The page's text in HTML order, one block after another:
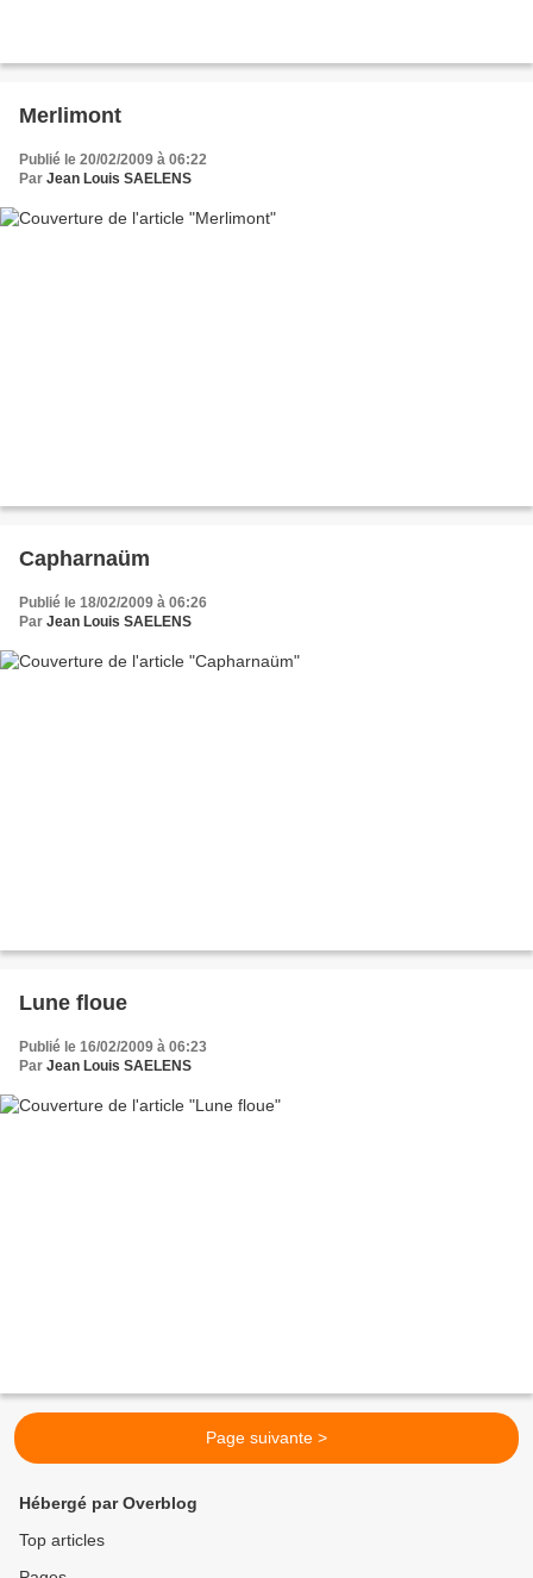
Merlimont
Publié le 20/02/2009 à 06:22
Par Jean Louis SAELENS
Capharnaüm
Publié le 18/02/2009 à 06:26
Par Jean Louis SAELENS
Lune floue
Publié le 16/02/2009 à 06:23
Par Jean Louis SAELENS
Page suivante >
Hébergé par Overblog
Top articles